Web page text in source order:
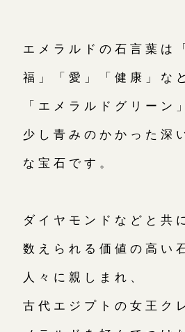
エメラルドの石言葉は
福」「愛」「健康」な
「エメラルドグリーン
少し青みのかかった深
な宝石です。
ダイヤモンドなどと共
数えられる価値の高い
人々に親しまれ、
古代エジプトの女王ク